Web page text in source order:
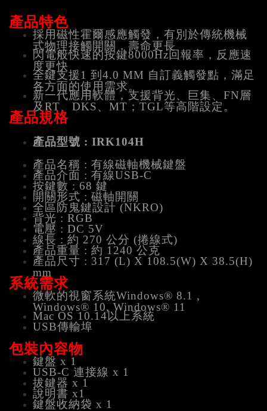
產品特色
採用磁性霍爾感應觸發，有別於傳統機械
式物理接觸開關，壽命更長
閃電般快速的按鍵8000Hz回報率，反應速
度更快
全鍵支援1 到4.0 MM 自訂義觸發點，滿足
各方面的使用需求。
新一代應用軟體，支援背光、巨集、FN層
及RT、DKS、MT；TGL等高階設定。
產品規格
產品型號 : IRK104H
產品名稱 : 有線磁軸機械鍵盤
產品介面 : 有線USB-C
按鍵數 : 68 鍵
開關形式 : 磁軸開關
全區防鬼鍵設計 (NKRO)
背光 : RGB
電壓 : DC 5V
線長 : 約 270 公分 (捲線式)
產品重量 : 約 1240 公克
產品尺寸 : 317 (L) X 108.5(W) X 38.5(H)
mm
系統需求
微軟的視窗系統Windows® 8.1 ,
Windows® 10, Windows® 11
Mac OS 10.14以上系統
USB傳輸埠
包裝內容物
鍵盤 x 1
USB-C 連接線 x 1
拔鍵器 x 1
說明書 x1
鍵盤收納袋 x 1